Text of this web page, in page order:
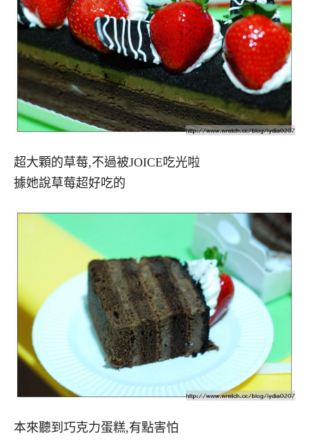
超大顆的草莓,不過被JOICE吃光啦
據她說草莓超好吃的
本來聽到巧克力蛋糕,有點害怕